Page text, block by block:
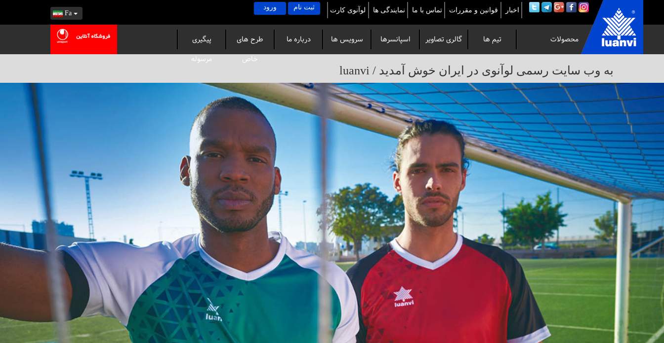
Fa
وب
سایت
رسمی
لوآنوی
در
ایران
خوش
آمدید
/
luanvi
اخبار قوانین و مقررات تماس با ما نمایندگی ها لوآنوی کارت ثبت نام ورود
محصولات تیم ها گالری تصاویر اسپانسرها سرویس ها درباره ما
طرح های
خاص
پیگیری
مرسوله
به وب سایت رسمی لوآنوی در ایران خوش آمدید / luanvi